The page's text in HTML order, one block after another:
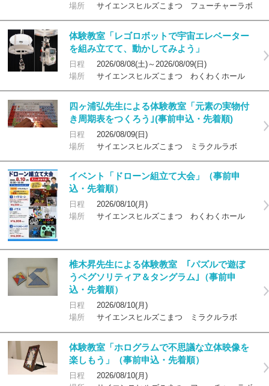
場所
サイエンスヒルズこまつ フューチャーラボ
体験教室「レゴロボットで宇宙エレベーター
を組み立てて、動かしてみよう」
日程
2026/08/08(土)～2026/08/09(日)
場所
サイエンスヒルズこまつ わくわくホール
四ヶ浦弘先生による体験教室「元素の実物付
き周期表をつくろう｣(事前申込・先着順)
日程
2026/08/09(日)
場所
サイエンスヒルズこまつ ミラクルラボ
イベント「ドローン組立て大会」（事前申
込・先着順）
日程
2026/08/10(月)
場所
サイエンスヒルズこまつ わくわくホール
椎木昇先生による体験教室 ｢パズルで遊ぼ
うペグソリティア＆タングラム｣（事前申
込・先着順）
日程
2026/08/10(月)
場所
サイエンスヒルズこまつ ミラクルラボ
体験教室「ホログラムで不思議な立体映像を
楽しもう」（事前申込・先着順）
日程
2026/08/10(月)